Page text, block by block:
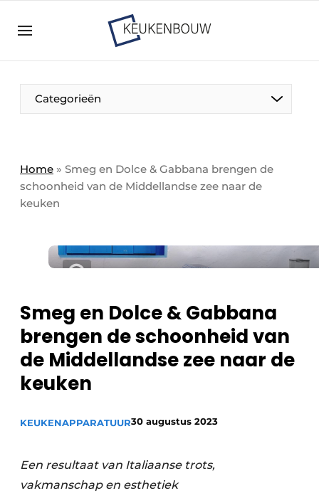
Bedrijven
Bedrijven
Direct contact
Evenement aanmelden
Meest gelezen
Privacy / Cookie statement
Vacature aanmelden
Video’s
Categorieën
Home » Smeg en Dolce & Gabbana brengen de
schoonheid van de Middellandse zee naar de
keuken
Smeg en Dolce & Gabbana
brengen de schoonheid van
de Middellandse zee naar de
keuken
KEUKENAPPARATUUR30 augustus 2023
Een resultaat van Italiaanse trots,
vakmanschap en esthetiek